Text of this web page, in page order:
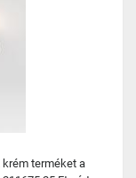
krém terméket a